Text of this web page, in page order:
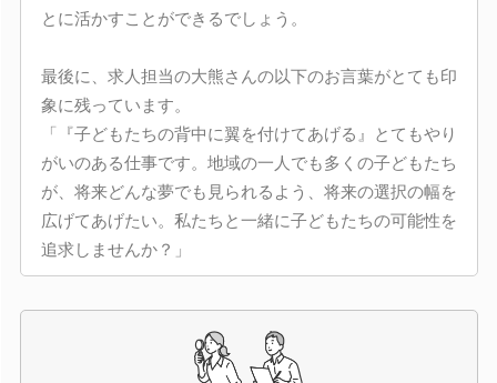
とに活かすことができるでしょう。
最後に、求人担当の大熊さんの以下のお言葉がとても印
象に残っています。
「『子どもたちの背中に翼を付けてあげる』とてもやり
がいのある仕事です。地域の一人でも多くの子どもたち
が、将来どんな夢でも見られるよう、将来の選択の幅を
広げてあげたい。私たちと一緒に子どもたちの可能性を
追求しませんか？」